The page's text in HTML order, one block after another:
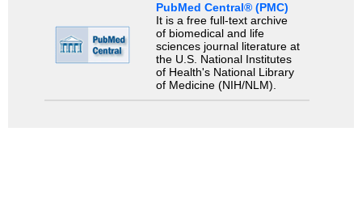
PubMed Central® (PMC)
It is a free full-text archive
of biomedical and life
sciences journal literature at
the U.S. National Institutes
of Health's National Library
of Medicine (NIH/NLM).